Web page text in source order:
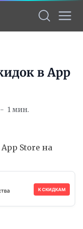
в App
1 мин.
К СКИДКАМ